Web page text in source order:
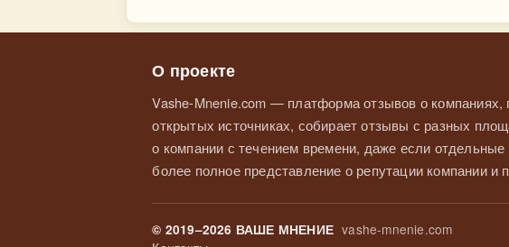
О проекте
Vashe-Mnenie.com — платформа отзывов о
открытых источниках, собирает отзывы с разных
о компании с течением времени, даже если
более полное представление о репутации компании
© 2019–2026 ВАШЕ МНЕНИЕ vashe-mnenie.com